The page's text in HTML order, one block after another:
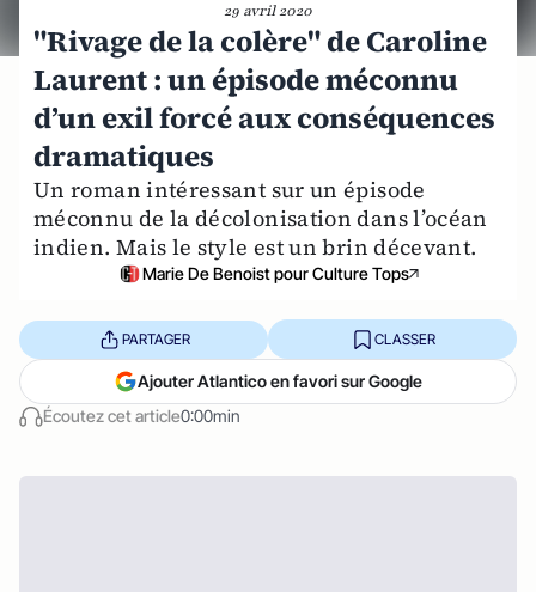
29 avril 2020
"Rivage de la colère" de Caroline
Laurent : un épisode méconnu
d’un exil forcé aux conséquences
dramatiques
Un roman intéressant sur un épisode
méconnu de la décolonisation dans l’océan
indien. Mais le style est un brin décevant.
Marie De Benoist pour Culture Tops
Écoutez cet article0:00min
PARTAGER CLASSER
Ajouter Atlantico en favori sur Google